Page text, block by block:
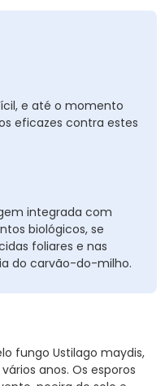
e até o momento
eficazes contra estes
integrada com
biológicos, se
foliares e nas
do carvão-do-milho.
fungo Ustilago maydis,
anos. Os esporos